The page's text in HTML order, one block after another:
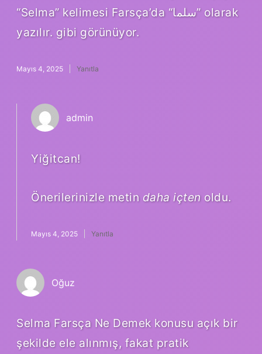
“Selma” kelimesi Farsça’da “سلما” olarak
yazılır. gibi görünüyor.
Mayıs 4, 2025 Yanıtla
admin
Yiğitcan!
Önerilerinizle metin daha içten oldu.
Mayıs 4, 2025 Yanıtla
Oğuz
Selma Farsça Ne Demek konusu açık bir
şekilde ele alınmış, fakat pratik